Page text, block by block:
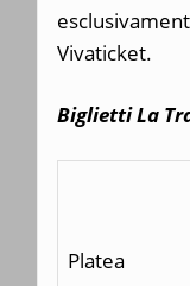
Vivaticket.
Biglietti La
Platea